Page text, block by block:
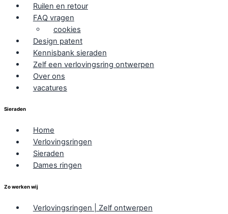
Ruilen en retour
FAQ vragen
cookies
Design patent
Kennisbank sieraden
Zelf een verlovingsring ontwerpen
Over ons
vacatures
Sieraden
Home
Verlovingsringen
Sieraden
Dames ringen
Zo werken wij
Verlovingsringen | Zelf ontwerpen